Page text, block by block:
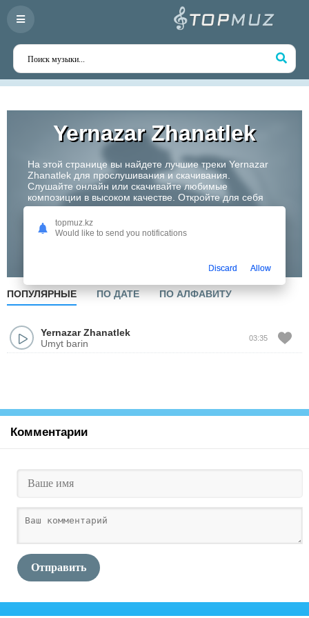
Yernazar Zhanatlek
На этой странице вы найдете лучшие треки Yernazar
Zhanatlek для прослушивания и скачивания.
Слушайте онлайн или скачивайте любимые
композиции в высоком качестве. Откройте для себя
творчество одного из самых перспективных артистов
Казахстана!
ПОПУЛЯРНЫЕ ПО ДАТЕ ПО АЛФАВИТУ
Yernazar Zhanatlek
Umyt barin
03:35
Комментарии
Отправить
topmuz.kz
Would like to send you notifications
Discard Allow